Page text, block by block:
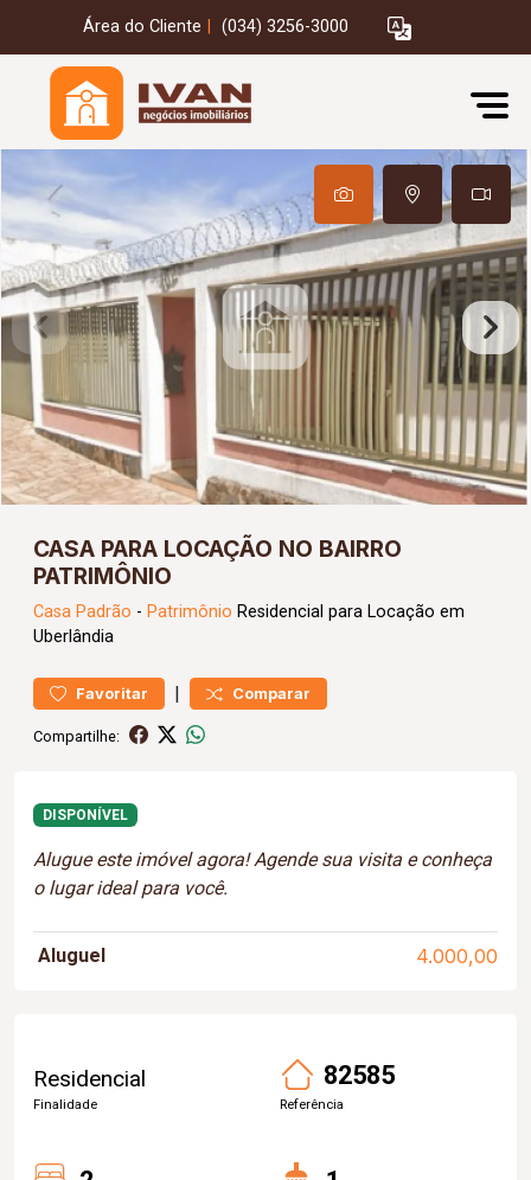
Área do Cliente (034) 3256-3000
CASA PARA LOCAÇÃO NO BAIRRO
PATRIMÔNIO
Casa Padrão - Patrimônio Residencial para Locação em
Uberlândia
Favoritar | Comparar
Compartilhe:
DISPONÍVEL
Alugue este imóvel agora! Agende sua visita e conheça
o lugar ideal para você.
Aluguel 4.000,00
Residencial
Finalidade
82585
Referência